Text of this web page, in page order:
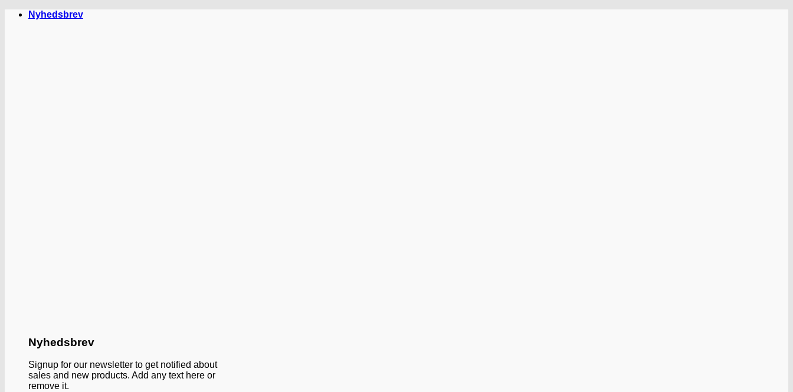
FortsætNyhedsbrev
Nyhedsbrev
Signup for our newsletter to get notified about
sales and new products. Add any text here or
remove it.